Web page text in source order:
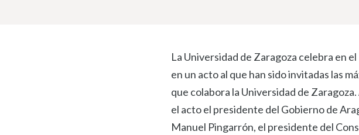
La Universidad de Zaragoza celebra en
en un acto al que han sido invitadas las
que colabora la Universidad de
el acto el presidente del Gobierno de
Manuel Pingarrón, el presidente del